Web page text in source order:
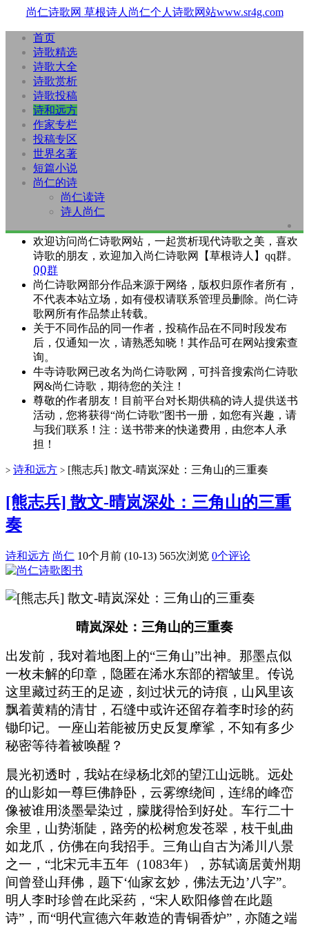
尚仁诗歌网 草根诗人尚仁个人诗歌网站www.sr4g.com
首页
诗歌精选
诗歌大全
诗歌赏析
诗歌投稿
诗和远方
作家专栏
投稿专区
世界名著
短篇小说
尚仁的诗
尚仁读诗
诗人尚仁
欢迎访问尚仁诗歌网站，一起赏析现代诗歌之美，喜欢
诗歌的朋友，欢迎加入尚仁诗歌网【草根诗人】qq群。
QQ群
尚仁诗歌网部分作品来源于网络，版权归原作者所有，
不代表本站立场，如有侵权请联系管理员删除。尚仁诗
歌网所有作品禁止转载。
关于不同作品的同一作者，投稿作品在不同时段发布
后，仅通知一次，请熟悉知晓！其作品可在网站搜索查
询。
牛寺诗歌网已改名为尚仁诗歌网，可抖音搜索尚仁诗歌
网&尚仁诗歌，期待您的关注！
尊敬的作者朋友！目前平台对长期供稿的诗人提供送书
活动，您将获得“尚仁诗歌”图书一册，如您有兴趣，请
与我们联系！注：送书带来的快递费用，由您本人承
担！
> 诗和远方 > [熊志兵] 散文-晴岚深处：三角山的三重奏
[熊志兵] 散文-晴岚深处：三角山的三重
奏
诗和远方 尚仁 10个月前 (10-13) 565次浏览 0个评论
晴岚深处：三角山的三重奏
出发前，我对着地图上的“三角山”出神。那墨点似
一枚未解的印章，隐匿在浠水东部的褶皱里。传说
这里藏过药王的足迹，刻过状元的诗痕，山风里该
飘着黄精的清甘，石缝中或许还留存着李时珍的药
锄印记。一座山若能被历史反复摩挲，不知有多少
秘密等待着被唤醒？
晨光初透时，我站在绿杨北郊的望江山远眺。远处
的山影如一尊巨佛静卧，云雾缭绕间，连绵的峰峦
像被谁用淡墨晕染过，朦胧得恰到好处。车行二十
余里，山势渐陡，路旁的松树愈发苍翠，枝干虬曲
如龙爪，仿佛在向我招手。三角山自古为浠川八景
之一，“北宋元丰五年（1083年），苏轼谪居黄州期
间曾登山拜佛，题下‘仙家玄妙，佛法无边’八字”。
明人李时珍曾在此采药，“宋人欧阳修曾在此题
诗”，而“明代宣德六年敕造的青铜香炉”，亦随之端